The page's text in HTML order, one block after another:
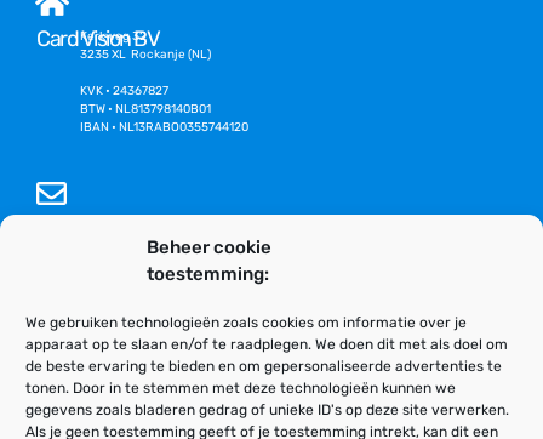
Beheer cookie
toestemming:
We gebruiken technologieën zoals cookies om informatie over je
apparaat op te slaan en/of te raadplegen. We doen dit met als doel om
de beste ervaring te bieden en om gepersonaliseerde advertenties te
tonen. Door in te stemmen met deze technologieën kunnen we
gegevens zoals bladeren gedrag of unieke ID's op deze site verwerken.
Als je geen toestemming geeft of je toestemming intrekt, kan dit een
Card Vision BV
Kerkweg 32
3235 XL Rockanje (NL)
KVK • 24367827
BTW • NL813798140B01
IBAN • NL13RABO0355744120
Algemeen
Adminstratie, offertes en algemene vragen